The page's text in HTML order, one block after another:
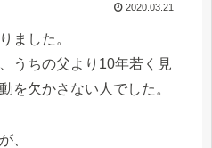
2020.03.21
ました。
うちの父より10年若く見
を欠かさない人でした。
、